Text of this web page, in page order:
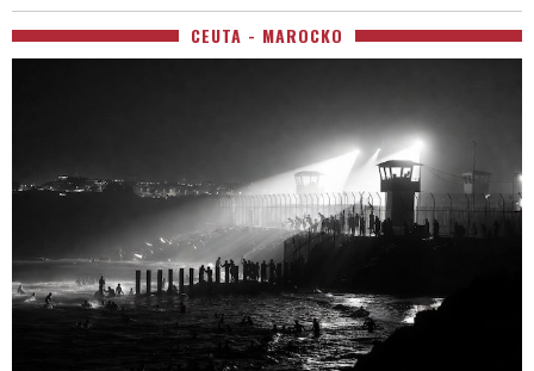
CEUTA - MAROCKO